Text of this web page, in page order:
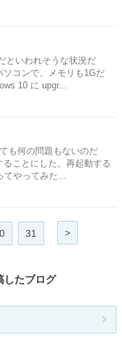
といわれそうな状況だ
コンで、メモリも1Gだ
10 に upgr...
も何の問題もないのだ
ことにした。再起動する
やってみた...
31 >
したブログ